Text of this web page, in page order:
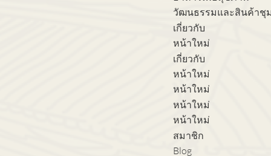
วัฒนธรรมและสินค้าชุ
เกี่ยวกับ
หน้าใหม่
เกี่ยวกับ
หน้าใหม่
หน้าใหม่
หน้าใหม่
หน้าใหม่
สมาชิก
Blog